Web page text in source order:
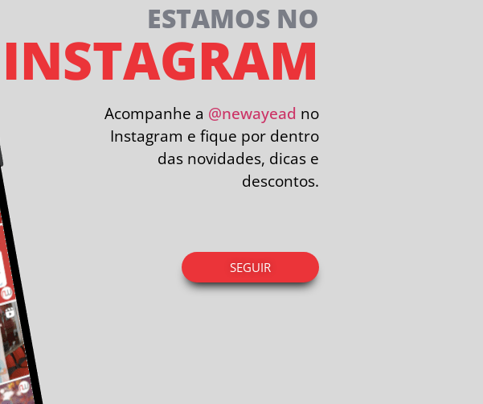
ESTAMOS NO
INSTAGRAM
Acompanhe a @newayead no
Instagram e fique por dentro
das novidades, dicas e
descontos.
SEGUIR